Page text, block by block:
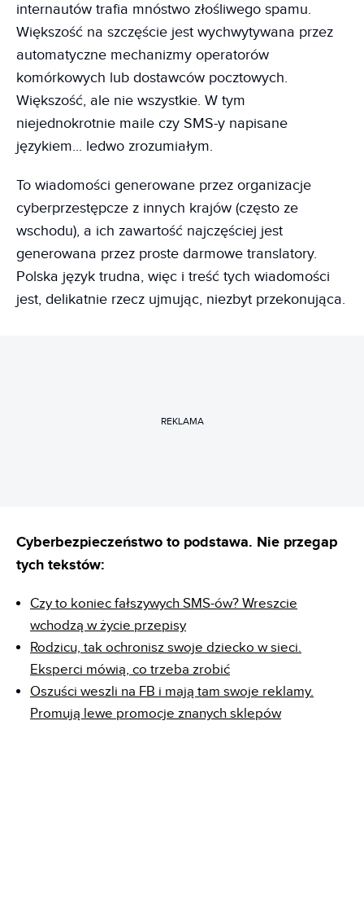
internautów trafia mnóstwo złośliwego spamu.
Większość na szczęście jest wychwytywana przez
automatyczne mechanizmy operatorów
komórkowych lub dostawców pocztowych.
Większość, ale nie wszystkie. W tym
niejednokrotnie maile czy SMS-y napisane
językiem... ledwo zrozumiałym.
To wiadomości generowane przez organizacje
cyberprzestępcze z innych krajów (często ze
wschodu), a ich zawartość najczęściej jest
generowana przez proste darmowe translatory.
Polska język trudna, więc i treść tych wiadomości
jest, delikatnie rzecz ujmując, niezbyt przekonująca.
REKLAMA
Cyberbezpieczeństwo to podstawa. Nie przegap
tych tekstów:
Czy to koniec fałszywych SMS-ów? Wreszcie
wchodzą w życie przepisy
Rodzicu, tak ochronisz swoje dziecko w sieci.
Eksperci mówią, co trzeba zrobić
Oszuści weszli na FB i mają tam swoje reklamy.
Promują lewe promocje znanych sklepów